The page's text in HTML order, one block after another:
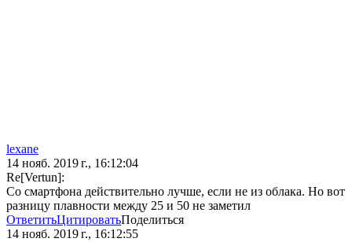
lexane
14 нояб. 2019 г., 16:12:04
Re[Vertun]:
Со смартфона действительно лучше, если не из облака. Но вот
разницу плавности между 25 и 50 не заметил
ОтветитьЦитироватьПоделиться
14 нояб. 2019 г., 16:12:55